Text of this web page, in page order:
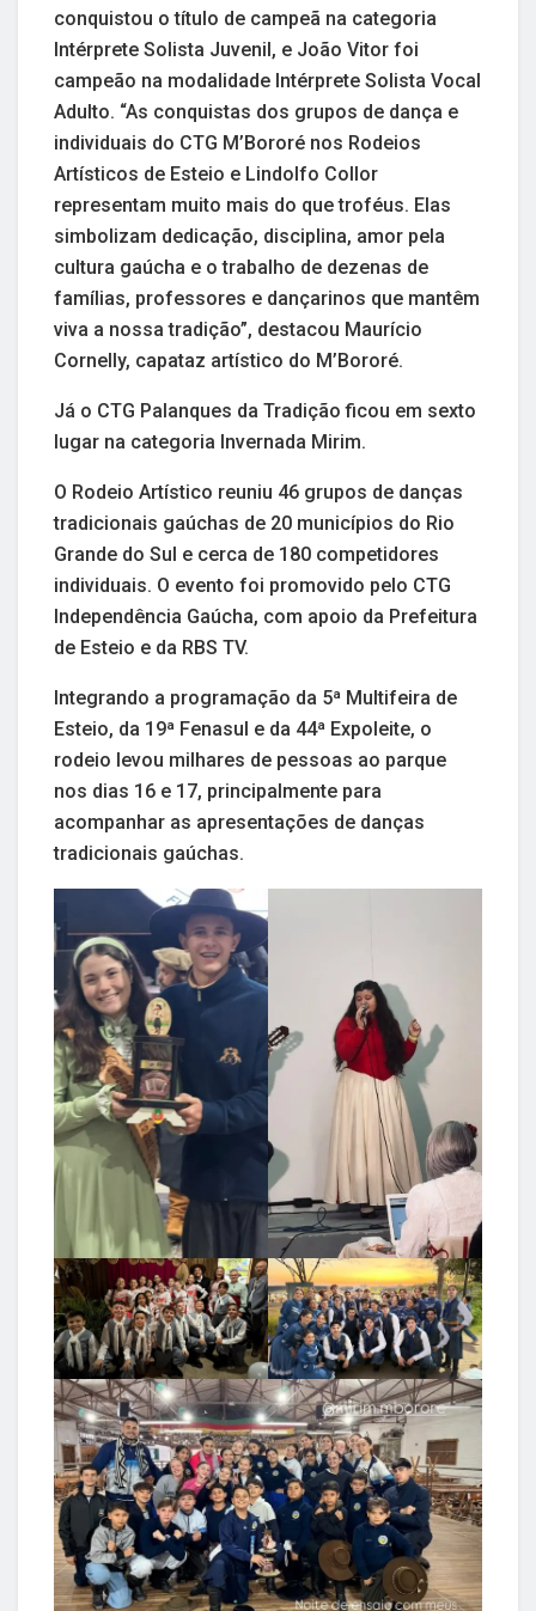
conquistou o título de campeã na categoria
Intérprete Solista Juvenil, e João Vitor foi
campeão na modalidade Intérprete Solista Vocal
Adulto. “As conquistas dos grupos de dança e
individuais do CTG M’Bororé nos Rodeios
Artísticos de Esteio e Lindolfo Collor
representam muito mais do que troféus. Elas
simbolizam dedicação, disciplina, amor pela
cultura gaúcha e o trabalho de dezenas de
famílias, professores e dançarinos que mantêm
viva a nossa tradição”, destacou Maurício
Cornelly, capataz artístico do M’Bororé.
Já o CTG Palanques da Tradição ficou em sexto
lugar na categoria Invernada Mirim.
O Rodeio Artístico reuniu 46 grupos de danças
tradicionais gaúchas de 20 municípios do Rio
Grande do Sul e cerca de 180 competidores
individuais. O evento foi promovido pelo CTG
Independência Gaúcha, com apoio da Prefeitura
de Esteio e da RBS TV.
Integrando a programação da 5ª Multifeira de
Esteio, da 19ª Fenasul e da 44ª Expoleite, o
rodeio levou milhares de pessoas ao parque
nos dias 16 e 17, principalmente para
acompanhar as apresentações de danças
tradicionais gaúchas.